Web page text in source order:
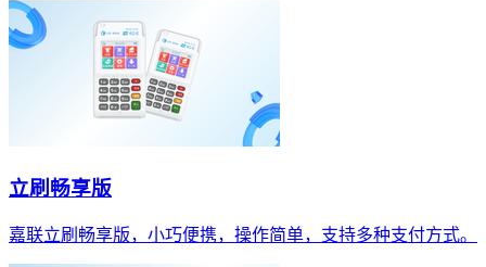
立刷畅享版
嘉联立刷畅享版，小巧便携，操作简单，支持多种支付方式。